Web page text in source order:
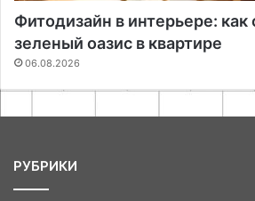
Фитодизайн в интерьере: как
зеленый оазис в квартире
06.08.2026
РУБРИКИ